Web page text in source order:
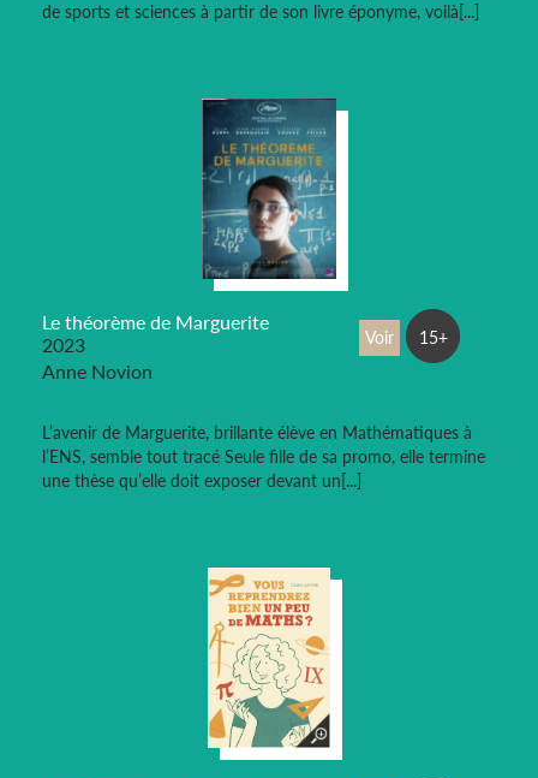
de sports et sciences à partir de son livre éponyme, voilà[...]
Le théorème de Marguerite
2023
Anne Novion
L’avenir de Marguerite, brillante élève en Mathématiques à
l’ENS, semble tout tracé Seule fille de sa promo, elle termine
une thèse qu’elle doit exposer devant un[...]
Voir 15+